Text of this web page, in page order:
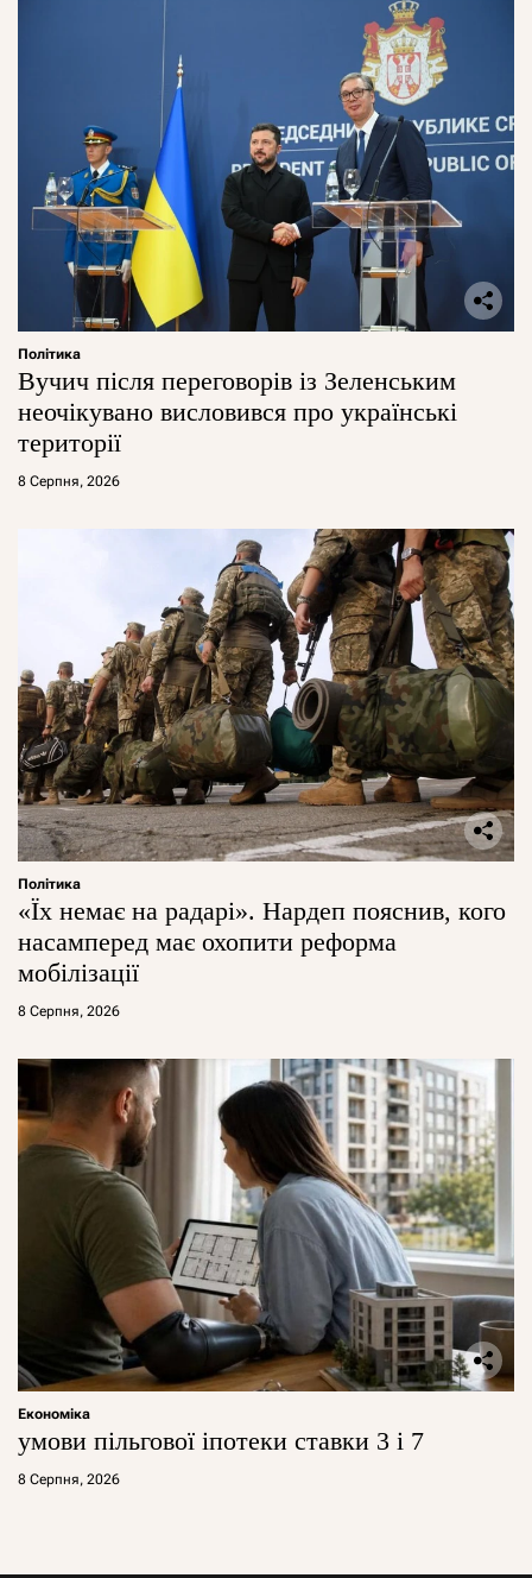
Політика
Вучич після переговорів із Зеленським
неочікувано висловився про українські
території
8 Серпня, 2026
Політика
«Їх немає на радарі». Нардеп пояснив, кого
насамперед має охопити реформа
мобілізації
8 Серпня, 2026
Економіка
умови пільгової іпотеки ставки 3 і 7
8 Серпня, 2026